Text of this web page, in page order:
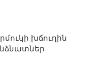
խճուղին